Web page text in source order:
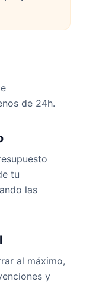
de 24h.
tu
las
al máximo,
y